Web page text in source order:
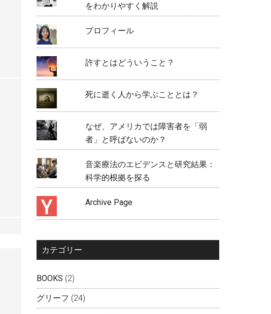
をわかりやすく解説
プロフィール
許すとはどういうこと？
死に逝く人から学ぶこととは？
なぜ、アメリカでは障害者を「弱
者」と呼ばないのか？
音楽療法のエビデンスと研究結果：
科学的根拠を探る
Archive Page
カテゴリー
BOOKS (2)
グリーフ (24)